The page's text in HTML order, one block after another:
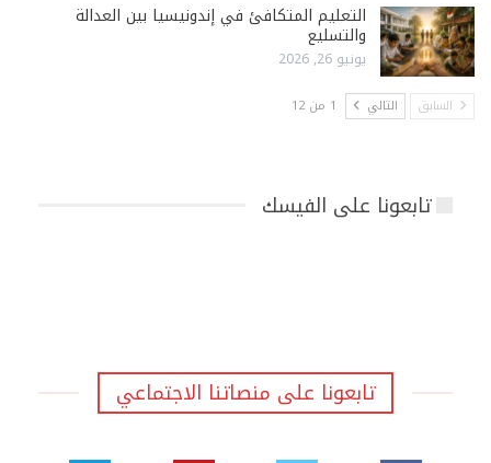
التعليم المتكافئ في إندونيسيا بين العدالة
والتسليع
يونيو 26, 2026
السابق التالي 1 من 12
تابعونا على الفيسك
تابعونا على منصاتنا الاجتماعي